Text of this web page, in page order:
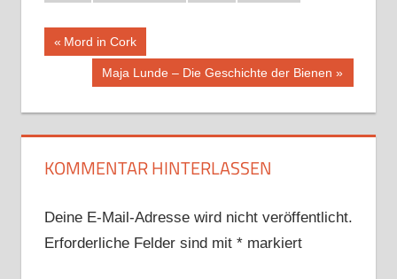
Beitragsnavigation
Vorheriger
Beitrag:
Mord in Cork
Nächster
Maja Lunde – Die Geschichte der Bienen
KOMMENTAR HINTERLASSEN
Deine E-Mail-Adresse wird nicht veröffentlicht.
Erforderliche Felder sind mit *markiert